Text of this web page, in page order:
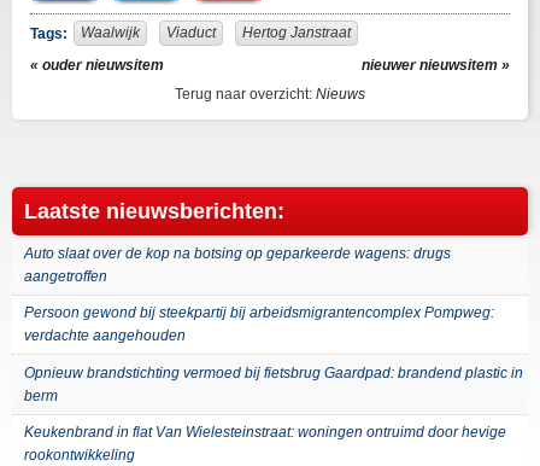
Facebook
Twitter
Tags: Waalwijk Viaduct
Hertog Janstraat
« ouder nieuwsitem
nieuwer nieuwsitem »
Terug naar overzicht: Nieuws
Laatste nieuwsberichten:
Auto slaat over de kop na botsing op geparkeerde wagens: drugs
aangetroffen
Persoon gewond bij steekpartij bij arbeidsmigrantencomplex Pompweg:
verdachte aangehouden
Opnieuw brandstichting vermoed bij fietsbrug Gaardpad: brandend plastic in
berm
Keukenbrand in flat Van Wielesteinstraat: woningen ontruimd door hevige
rookontwikkeling